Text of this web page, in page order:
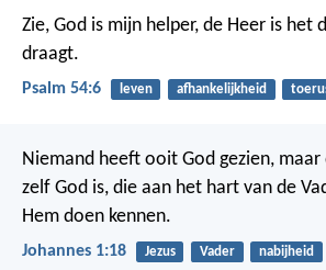
Zie, God is mijn helper, de Heer is het
draagt.
Psalm 54:6 leven afhankelijkheid
Niemand heeft ooit God gezien, maar
zelf God is, die aan het hart van de
Hem doen kennen.
Johannes 1:18 Jezus Vader nabijheid